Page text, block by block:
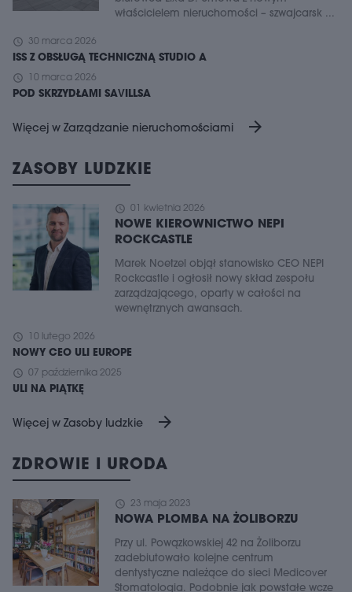
właścicielem nieruchomości – szwajcarsk ...
schedule 30 marca 2026
ISS Z OBSŁUGĄ TECHNICZNĄ STUDIO A
schedule 10 marca 2026
POD SKRZYDŁAMI SAVILLSA
Więcej w Zarządzanie nieruchomościami arrow_forward
ZASOBY LUDZKIE
schedule 01 kwietnia 2026
NOWE KIEROWNICTWO NEPI
ROCKCASTLE
Marek Noetzel objął stanowisko CEO NEPI
Rockcastle i ogłosił nowy skład zespołu
zarządzającego, oparty w całości na
wewnętrznych awansach.
schedule 10 lutego 2026
NOWY CEO ULI EUROPE
schedule 07 października 2025
ULI NA PIĄTKĘ
Więcej w Zasoby ludzkie arrow_forward
ZDROWIE I URODA
schedule 23 maja 2023
NOWA PLOMBA NA ŻOLIBORZU
Przy ul. Powązkowskiej 42 na Żoliborzu
zadebiutowało kolejne centrum
dentystyczne należące do sieci Medicover
Stomatologia. Podobnie jak powstałe wcze